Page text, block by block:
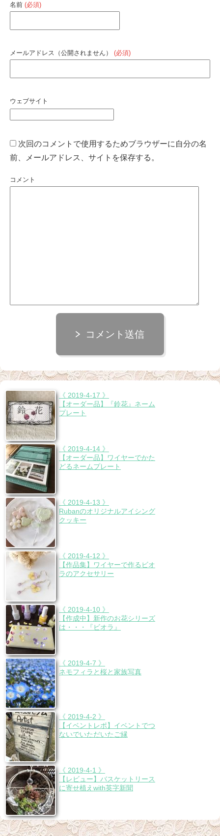
名前 (必須)
メールアドレス（公開されません） (必須)
ウェブサイト
次回のコメントで使用するためブラウザーに自分の名
前、メールアドレス、サイトを保存する。
コメント
コメント送信
《 2019-4-17 》
【オーダー品】『鈴花』ネーム
プレート
《 2019-4-14 》
【オーダー品】ワイヤーでかた
どるネームプレート
《 2019-4-13 》
Rubanのオリジナルアイシング
クッキー
《 2019-4-12 》
【作品集】ワイヤーで作るビオ
ラのアクセサリー
《 2019-4-10 》
【作成中】新作のお花シリーズ
は・・・『ビオラ』
《 2019-4-7 》
ネモフィラと桜と家族写真
《 2019-4-2 》
【イベントレポ】イベントでつ
ないでいただいたご縁
《 2019-4-1 》
【レビュー】バスケットリース
に寄せ植えwith英字新聞